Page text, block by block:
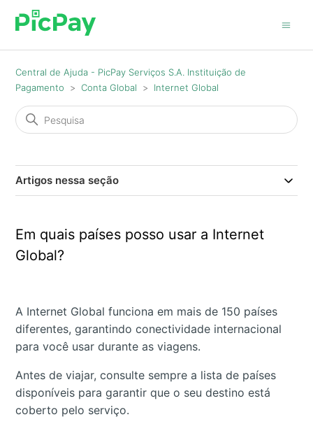
Central de Ajuda - PicPay Serviços S.A. Instituição de
Pagamento
Conta Global Internet Global
Artigos nessa seção
Em quais países posso usar a Internet
Global?
A Internet Global funciona em mais de 150 países
diferentes, garantindo conectividade internacional
para você usar durante as viagens.
Antes de viajar, consulte sempre a lista de países
disponíveis para garantir que o seu destino está
coberto pelo serviço.